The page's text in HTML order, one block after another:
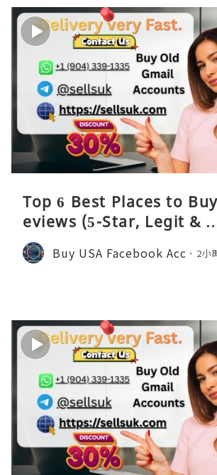
Top 6 Best Places to
eviews (5-Star, Legit &
Buy USA Facebook Acc 2小